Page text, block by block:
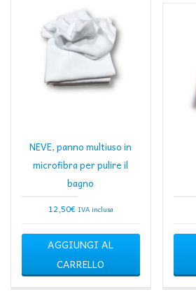
NEVE, panno multiuso in
microfibra per pulire il
bagno
12,50€ IVA inclusa
AGGIUNGI AL
CARRELLO